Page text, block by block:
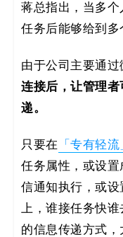
蒋总指出，当多
任务后能够给到多
由于公司主要通过
连接后，让管理
递。
只要在 「专有轻流
任务属性，或设
信通知执行，或
上，谁接任务快
的信息传递方式，